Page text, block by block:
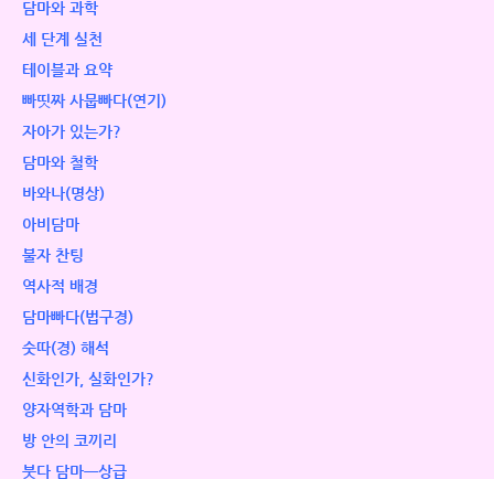
담마와 과학
세 단계 실천
테이블과 요약
빠띳짜 사뭅빠다(연기)
자아가 있는가?
담마와 철학
바와나(명상)
아비담마
불자 찬팅
역사적 배경
담마빠다(법구경)
숫따(경) 해석
신화인가, 실화인가?
양자역학과 담마
방 안의 코끼리
붓다 담마ㅡ상급